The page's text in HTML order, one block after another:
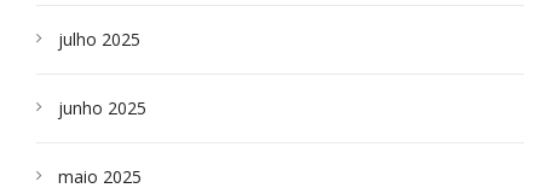
julho 2025
junho 2025
maio 2025